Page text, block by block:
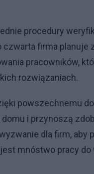
procedury
firma
pracowników,
rozwiązaniach.
powszechnemu
i przynoszą
dla firm, aby
mnóstwo pracy do